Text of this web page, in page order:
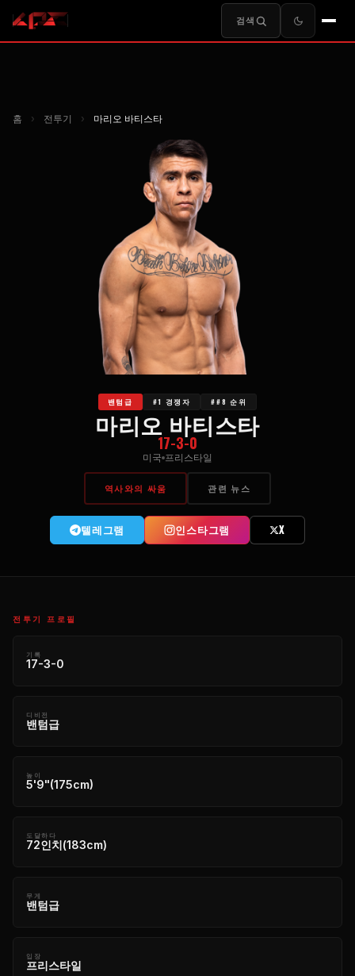
검색
홈 › 전투기 › 마리오 바티스타
밴텀급 #1 경쟁자 ##8 순위
마리오 바티스타
17-3-0
미국 프리스타일
역사와의 싸움 관련 뉴스
텔레그램 인스타그램 X
전투기 프로필
기록
17-3-0
디비전
밴텀급
높이
5'9"(175cm)
도달하다
72인치(183cm)
무게
밴텀급
입장
프리스타일